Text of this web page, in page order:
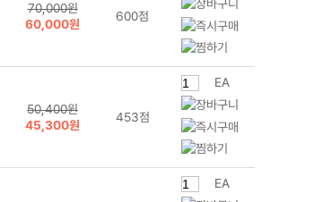
70,000원
60,000원
600점
50,400원
45,300원
453점
EA
EA